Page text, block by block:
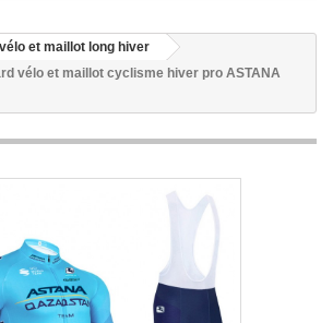
et maillot long hiver
vélo et maillot cyclisme hiver pro ASTANA